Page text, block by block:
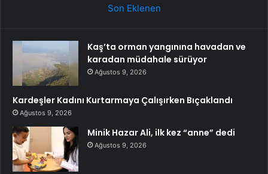
Son Eklenen
Kaş’ta orman yangınına havadan ve
karadan müdahale sürüyor
Ağustos 9, 2026
Kardeşler Kadını Kurtarmaya Çalışırken Bıçaklandı
Ağustos 9, 2026
Minik Hazar Ali, ilk kez “anne” dedi
Ağustos 9, 2026